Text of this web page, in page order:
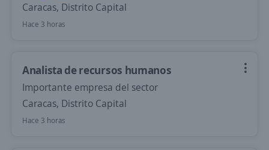
Caracas, Distrito Capital
Hace 3 horas
Analista de recursos humanos
Importante empresa del sector
Caracas, Distrito Capital
Hace 3 horas